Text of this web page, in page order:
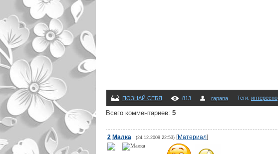
ПОЗНАЙ СЕБЯ 813 rapana Теги: интересно
Всего комментариев: 5
2 Малка (24.12.2009 22:53) [Материал]